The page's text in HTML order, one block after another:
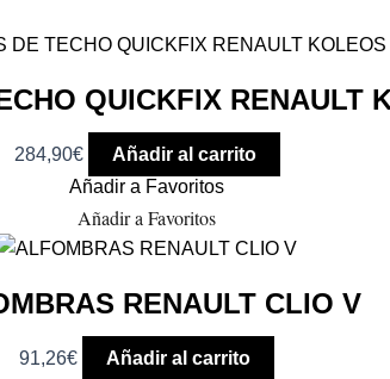
QUICKFIX RENAULT
284,90€
Añadir al carrito
Añadir a Favoritos
Añadir a Favoritos
RENAULT CLIO V
91,26€
Añadir al carrito